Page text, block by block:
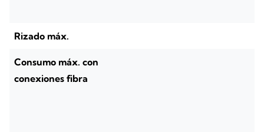
Rizado máx.
Consumo máx. con
conexiones fibra